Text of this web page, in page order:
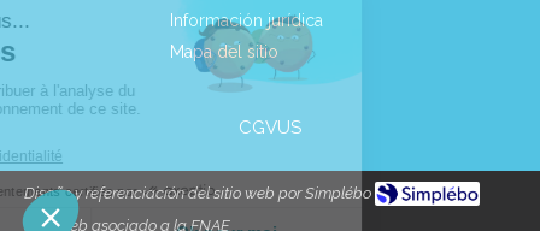
Información jurídica
Mapa del sitio
CGVUS
Diseño y referenciación del sitio web por Simplébo
Sitio web asociado a la FNAE